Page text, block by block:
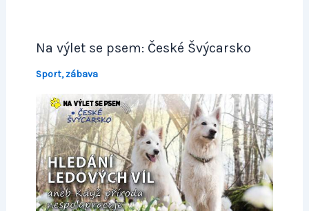
Na výlet se psem: České Švýcarsko
Sport, zábava